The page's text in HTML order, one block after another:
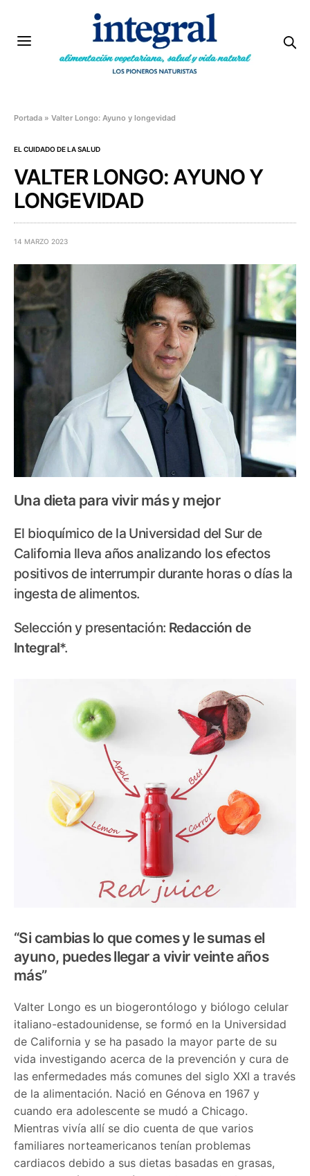
Portada »Valter Longo: Ayuno y longevidad
EL CUIDADO DE LA SALUD
VALTER LONGO: AYUNO Y
LONGEVIDAD
14 MARZO 2023
Una dieta para vivir más y mejor
El bioquímico de la Universidad del Sur de
California lleva años analizando los efectos
positivos de interrumpir durante horas o días la
ingesta de alimentos.
Selección y presentación: Redacción de
Integral*.
“Si cambias lo que comes y le sumas el
ayuno, puedes llegar a vivir veinte años
más”
Valter Longo es un biogerontólogo y biólogo celular
italiano-estadounidense, se formó en la Universidad
de California y se ha pasado la mayor parte de su
vida investigando acerca de la prevención y cura de
las enfermedades más comunes del siglo XXI a través
de la alimentación. Nació en Génova en 1967 y
cuando era adolescente se mudó a Chicago.
Mientras vivía allí se dio cuenta de que varios
familiares norteamericanos tenían problemas
cardiacos debido a sus dietas basadas en grasas,